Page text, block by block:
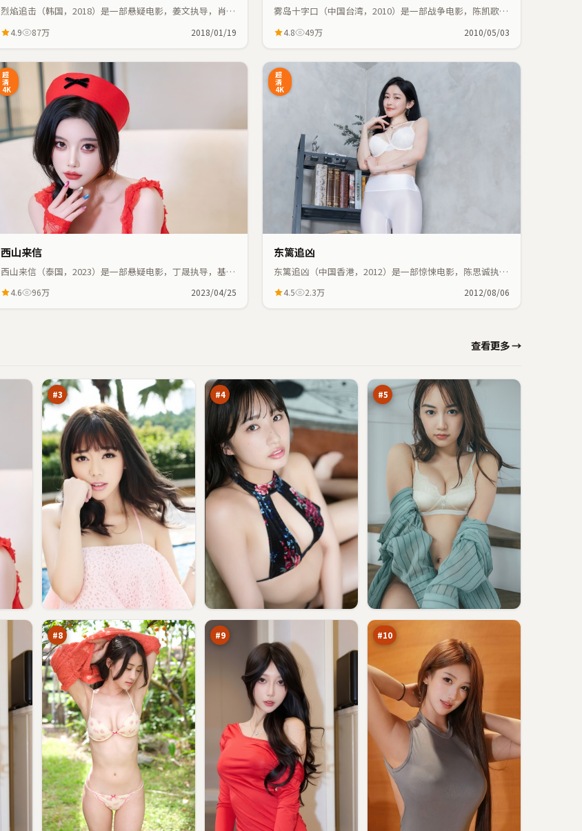
烈焰追击（韩国，2018）是一部悬疑电影，姜文执导，肖
凑。
4.9 87万 2018/01/19
雾岛十字口（中国台湾，2010）是一部战争电影，陈凯歌执
节奏紧凑。
4.8 49万 2010/05/03
超
清
4K
西山来信
西山来信（泰国，2023）是一部悬疑电影，丁晟执导，基里
奏紧凑。
4.6 96万 2023/04/25
超
清
4K
东篱追凶
东篱追凶（中国香港，2012）是一部惊悚电影，陈思诚执
织，节奏紧凑。
4.5 2.3万 2012/08/06
查看更多 →
#3 #4
眼
#5
#8
断
桥
攻
89
万
#9
逆
风
局
万
#10
烈
焰
追
击
87
万